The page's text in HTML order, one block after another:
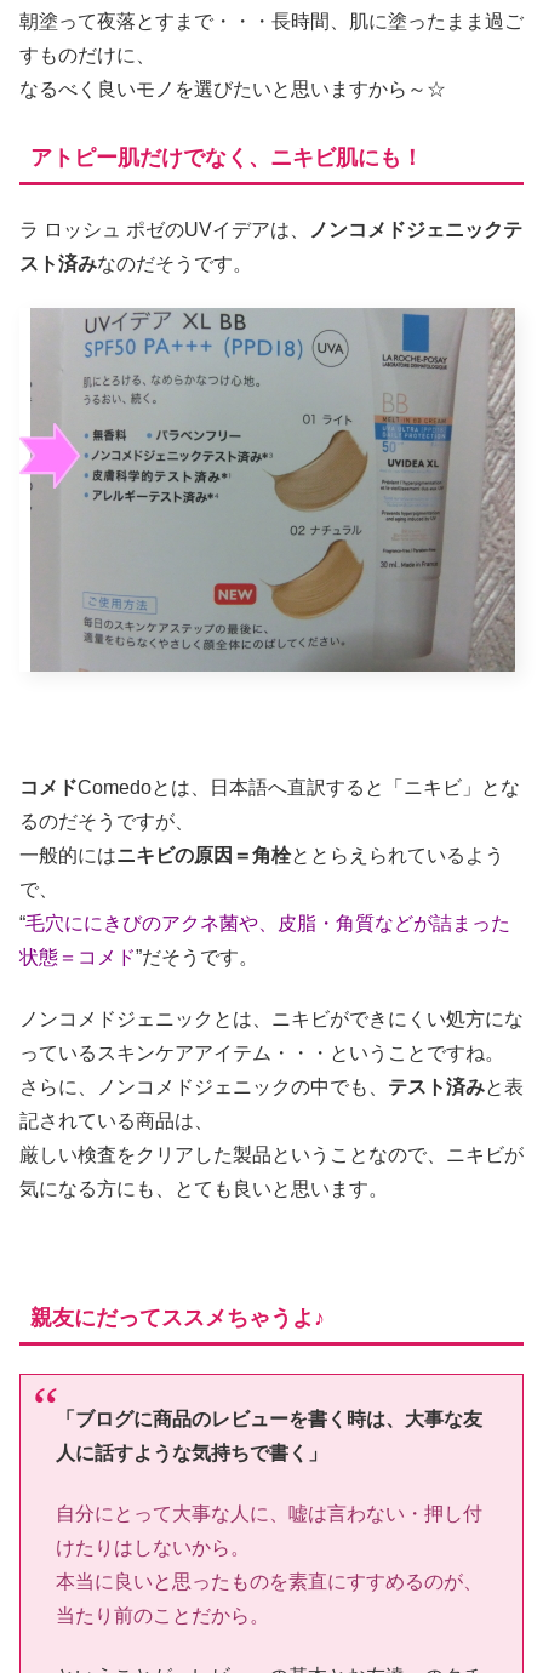
朝塗って夜落とすまで・・・長時間、肌に塗ったまま過ご
すものだけに、
なるべく良いモノを選びたいと思いますから～☆
アトピー肌だけでなく、ニキビ肌にも！
ラ ロッシュ ポゼのUVイデアは、
ノンコメドジェニックテ
スト済みなのだそうです。
コメドComedoとは、日本語へ直訳すると「ニキビ」とな
るのだそうですが、
一般的にはニキビの原因＝角栓ととらえられているよう
で、
“毛穴ににきびのアクネ菌や、皮脂・角質などが詰まった
状態＝コメド”だそうです。
ノンコメドジェニックとは、ニキビができにくい処方にな
っているスキンケアアイテム・・・ということですね。
さらに、ノンコメドジェニックの中でも、 テスト済みと表
記されている商品は、
厳しい検査をクリアした製品ということなので、ニキビが
気になる方にも、とても良いと思います。
親友にだってススメちゃうよ♪
「ブログに商品のレビューを書く時は、大事な友
人に話すような気持ちで書く」
自分にとって大事な人に、嘘は言わない・押し付
けたりはしないから。
本当に良いと思ったものを素直にすすめるのが、
当たり前のことだから。